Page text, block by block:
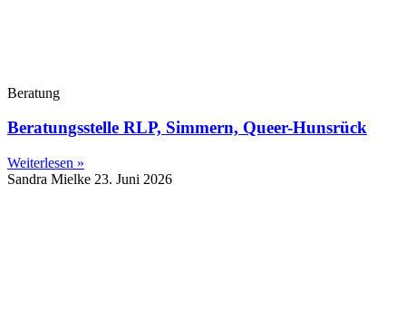
Beratung
Beratungsstelle RLP, Simmern, Queer-Hunsrück
Weiterlesen »
Sandra Mielke 23. Juni 2026